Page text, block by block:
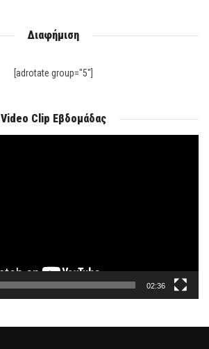
Διαφήμιση
[adrotate group="5"]
Video Clip Εβδομάδας
02:36